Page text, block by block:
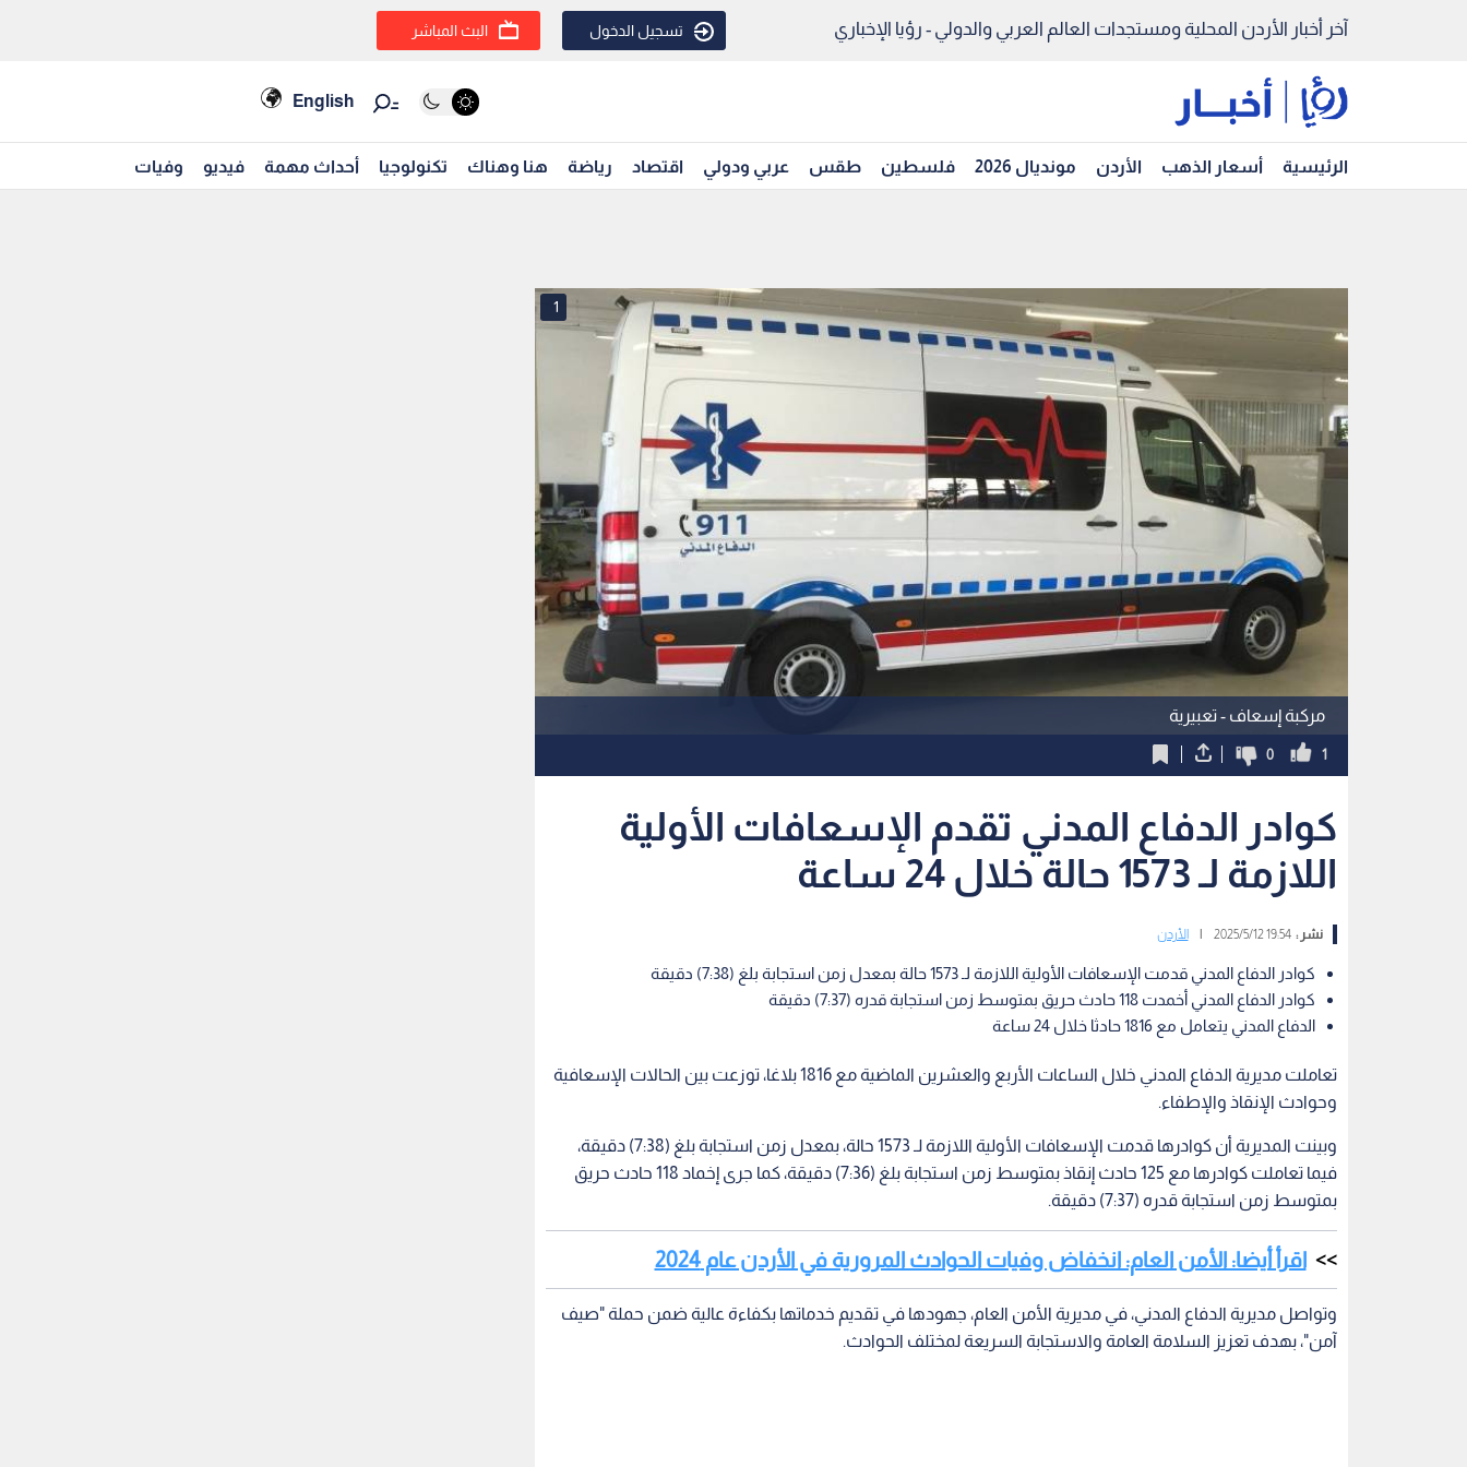
آخر أخبار الأردن المحلية ومستجدات العالم العربي والدولي - رؤيا الإخباري تسجيل الدخول البث المباشر
English
الرئيسية أسعار الذهب الأردن مونديال 2026 فلسطين طقس عربي ودولي اقتصاد رياضة هنا وهناك تكنولوجيا أحداث مهمة فيديو وفيات
مركبة إسعاف - تعبيرية
1
1
0
كوادر الدفاع المدني تقدم الإسعافات الأولية
اللازمة لـ 1573 حالة خلال 24 ساعة
نشر :19:54 2025/5/12 الأردن
كوادر الدفاع المدني قدمت الإسعافات الأولية اللازمة لـ 1573 حالة بمعدل زمن استجابة بلغ (7:38) دقيقة
كوادر الدفاع المدني أخمدت 118 حادث حريق بمتوسط زمن استجابة قدره (7:37) دقيقة
الدفاع المدني يتعامل مع 1816 حادثا خلال 24 ساعة
تعاملت مديرية الدفاع المدني خلال الساعات الأربع والعشرين الماضية مع 1816 بلاغا، توزعت بين الحالات الإسعافية
وحوادث الإنقاذ والإطفاء.
وبينت المديرية أن كوادرها قدمت الإسعافات الأولية اللازمة لـ 1573 حالة، بمعدل زمن استجابة بلغ (7:38) دقيقة،
فيما تعاملت كوادرها مع 125 حادث إنقاذ بمتوسط زمن استجابة بلغ (7:36) دقيقة، كما جرى إخماد 118 حادث حريق
بمتوسط زمن استجابة قدره (7:37) دقيقة.
اقرأ أيضا: الأمن العام: انخفاض وفيات الحوادث المرورية في الأردن عام 2024
وتواصل مديرية الدفاع المدني، في مديرية الأمن العام، جهودها في تقديم خدماتها بكفاءة عالية ضمن حملة "صيف
آمن"، بهدف تعزيز السلامة العامة والاستجابة السريعة لمختلف الحوادث.